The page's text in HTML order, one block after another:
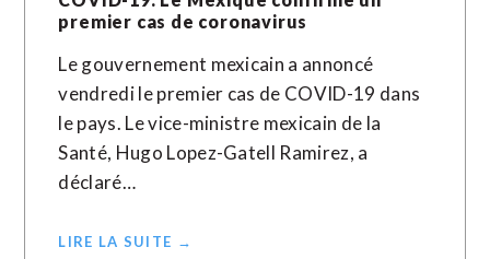
premier cas de coronavirus
Le gouvernement mexicain a annoncé
vendredi le premier cas de COVID-19 dans
le pays. Le vice-ministre mexicain de la
Santé, Hugo Lopez-Gatell Ramirez, a
déclaré…
LIRE LA SUITE →